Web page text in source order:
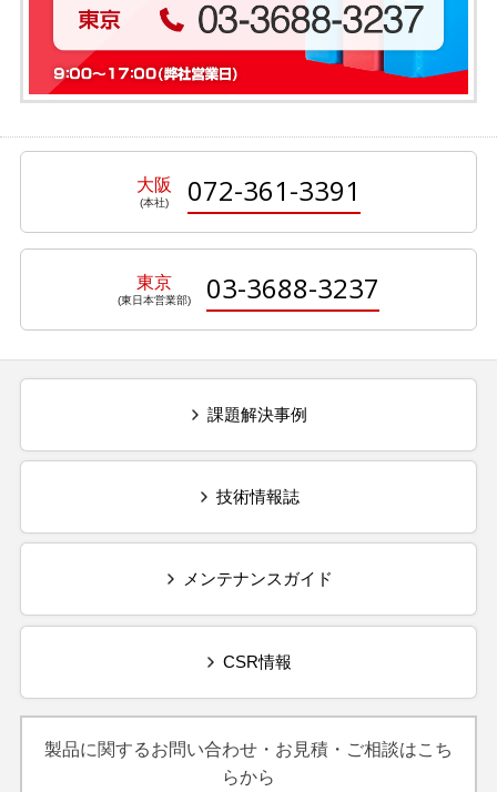
大阪 072-361-3391
東京 03-3688-3237
課題解決事例
技術情報誌
メンテナンスガイド
CSR情報
製品に関するお問い合わせ・お見積・ご相談はこち
らから